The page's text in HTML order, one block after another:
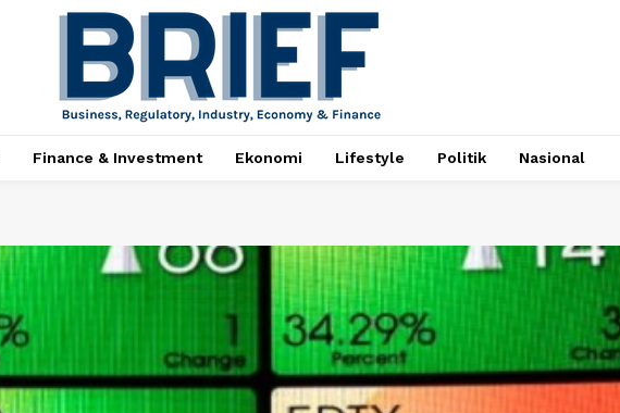
Finance & Investment Ekonomi Lifestyle Politik Nasional